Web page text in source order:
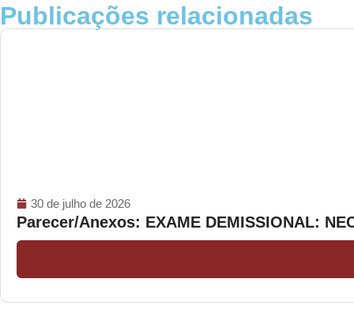
Publicações relacionadas
30 de julho de 2026
Parecer/Anexos: EXAME DEMISSIONAL: